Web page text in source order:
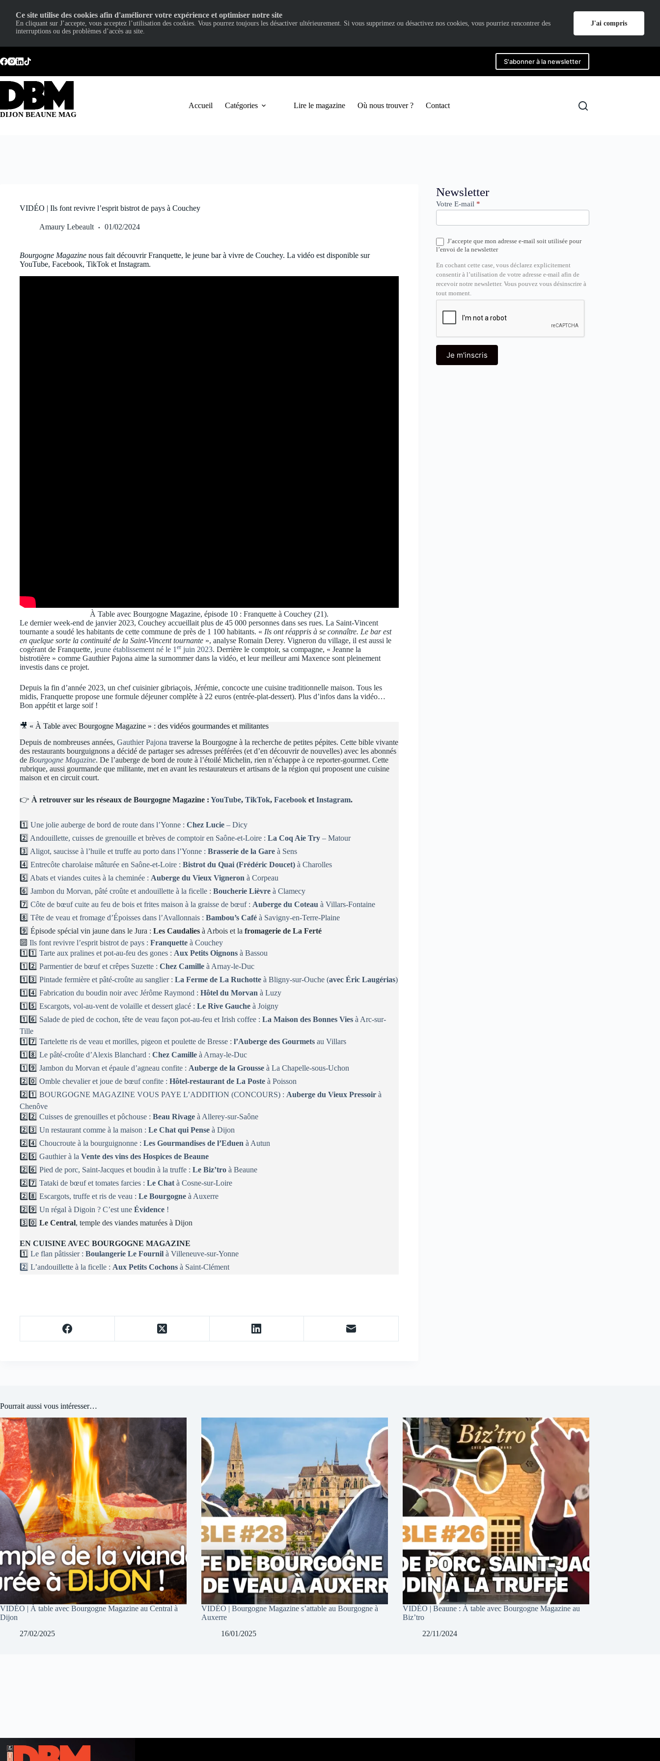
au
contenu
S'abonner à la newsletter
DIJON BEAUNE MAG
Accueil Catégories Lire le magazine Où nous trouver ? Contact
VIDÉO | Ils font revivre l’esprit bistrot de pays à Couchey
Amaury Lebeault 01/02/2024
Bourgogne Magazine nous fait découvrir Franquette, le jeune bar à vivre de Couchey. La vidéo est disponible sur
YouTube, Facebook, TikTok et Instagram.
À Table avec Bourgogne Magazine, épisode 10 : Franquette à Couchey (21).
Le dernier week-end de janvier 2023, Couchey accueillait plus de 45 000 personnes dans ses rues. La Saint-Vincent
tournante a soudé les habitants de cette commune de près de 1 100 habitants. « Ils ont réappris à se connaître. Le bar est
en quelque sorte la continuité de la Saint-Vincent tournante », analyse Romain Derey. Vigneron du village, il est aussi le
cogérant de Franquette, jeune établissement né le 1 er juin 2023. Derrière le comptoir, sa compagne, « Jeanne la
bistrotière » comme Gauthier Pajona aime la surnommer dans la vidéo, et leur meilleur ami Maxence sont pleinement
investis dans ce projet.
Depuis la fin d’année 2023, un chef cuisinier gibriaçois, Jérémie, concocte une cuisine traditionnelle maison. Tous les
midis, Franquette propose une formule déjeuner complète à 22 euros (entrée-plat-dessert). Plus d’infos dans la vidéo…
Bon appétit et large soif !
🎥 « À Table avec Bourgogne Magazine » : des vidéos gourmandes et militantes
Depuis de nombreuses années, Gauthier Pajona traverse la Bourgogne à la recherche de petites pépites. Cette bible vivante
des restaurants bourguignons a décidé de partager ses adresses préférées (et d’en découvrir de nouvelles) avec les abonnés
de Bourgogne Magazine. De l’auberge de bord de route à l’étoilé Michelin, rien n’échappe à ce reporter-gourmet. Cette
rubrique, aussi gourmande que militante, met en avant les restaurateurs et artisans de la région qui proposent une cuisine
maison et en circuit court.
👉 À retrouver sur les réseaux de Bourgogne Magazine : YouTube, TikTok, Facebook et Instagram.
1️⃣ Une jolie auberge de bord de route dans l’Yonne : Chez Lucie – Dicy
2️⃣ Andouillette, cuisses de grenouille et brèves de comptoir en Saône-et-Loire : La Coq Aie Try – Matour
3️⃣ Aligot, saucisse à l’huile et truffe au porto dans l’Yonne : Brasserie de la Gare à Sens
4️⃣ Entrecôte charolaise mâturée en Saône-et-Loire : Bistrot du Quai (Frédéric Doucet) à Charolles
5️⃣ Abats et viandes cuites à la cheminée : Auberge du Vieux Vigneron à Corpeau
6️⃣ Jambon du Morvan, pâté croûte et andouillette à la ficelle : Boucherie Lièvre à Clamecy
7️⃣ Côte de bœuf cuite au feu de bois et frites maison à la graisse de bœuf : Auberge du Coteau à Villars-Fontaine
8️⃣ Tête de veau et fromage d’Époisses dans l’Avallonnais : Bambou’s Café à Savigny-en-Terre-Plaine
9️⃣ Épisode spécial vin jaune dans le Jura : Les Caudalies à Arbois et la fromagerie de La Ferté
🔟 Ils font revivre l’esprit bistrot de pays : Franquette à Couchey
1️⃣1️⃣ Tarte aux pralines et pot-au-feu des gones : Aux Petits Oignons à Bassou
1️⃣2️⃣ Parmentier de bœuf et crêpes Suzette : Chez Camille à Arnay-le-Duc
1️⃣3️⃣ Pintade fermière et pâté-croûte au sanglier : La Ferme de La Ruchotte à Bligny-sur-Ouche (avec Éric Laugérias)
1️⃣4️⃣ Fabrication du boudin noir avec Jérôme Raymond : Hôtel du Morvan à Luzy
1️⃣5️⃣ Escargots, vol-au-vent de volaille et dessert glacé : Le Rive Gauche à Joigny
1️⃣6️⃣ Salade de pied de cochon, tête de veau façon pot-au-feu et Irish coffee : La Maison des Bonnes Vies à Arc-sur-
Tille
1️⃣7️⃣ Tartelette ris de veau et morilles, pigeon et poulette de Bresse : l’Auberge des Gourmets au Villars
1️⃣8️⃣ Le pâté-croûte d’Alexis Blanchard : Chez Camille à Arnay-le-Duc
1️⃣9️⃣ Jambon du Morvan et épaule d’agneau confite : Auberge de la Grousse à La Chapelle-sous-Uchon
2️⃣0️⃣ Omble chevalier et joue de bœuf confite : Hôtel-restaurant de La Poste à Poisson
2️⃣1️⃣ BOURGOGNE MAGAZINE VOUS PAYE L’ADDITION (CONCOURS) : Auberge du Vieux Pressoir à
Chenôve
2️⃣2️⃣ Cuisses de grenouilles et pôchouse : Beau Rivage à Allerey-sur-Saône
2️⃣3️⃣ Un restaurant comme à la maison : Le Chat qui Pense à Dijon
2️⃣4️⃣ Choucroute à la bourguignonne : Les Gourmandises de l’Eduen à Autun
2️⃣5️⃣ Gauthier à la Vente des vins des Hospices de Beaune
2️⃣6️⃣ Pied de porc, Saint-Jacques et boudin à la truffe : Le Biz’tro à Beaune
2️⃣7️⃣ Tataki de bœuf et tomates farcies : Le Chat à Cosne-sur-Loire
2️⃣8️⃣ Escargots, truffe et ris de veau : Le Bourgogne à Auxerre
2️⃣9️⃣ Un régal à Digoin ? C’est une Évidence !
3️⃣0️⃣ Le Central, temple des viandes maturées à Dijon
EN CUISINE AVEC BOURGOGNE MAGAZINE
1️⃣ Le flan pâtissier : Boulangerie Le Fournil à Villeneuve-sur-Yonne
2️⃣ L’andouillette à la ficelle : Aux Petits Cochons à Saint-Clément
Newsletter
Newsletter
Votre E-mail *
J’accepte que mon adresse e-mail soit utilisée pour
l’envoi de la newsletter
En cochant cette case, vous déclarez explicitement
consentir à l’utilisation de votre adresse e-mail afin de
recevoir notre newsletter. Vous pouvez vous désinscrire à
tout moment.
Je m'inscris
Pourrait aussi vous intéresser…
VIDÉO | À table avec Bourgogne Magazine au Central à
Dijon
27/02/2025
VIDÉO | Bourgogne Magazine s’attable au Bourgogne à
Auxerre
16/01/2025
VIDÉO | Beaune : À table avec Bourgogne Magazine au
Biz’tro
22/11/2024
Ce site utilise des cookies afin d'améliorer votre expérience et optimiser notre site
En cliquant sur J’accepte, vous acceptez l’utilisation des cookies. Vous pourrez toujours les désactiver ultérieurement. Si vous supprimez ou désactivez nos cookies, vous pourriez rencontrer des
interruptions ou des problèmes d’accès au site.
J'ai compris